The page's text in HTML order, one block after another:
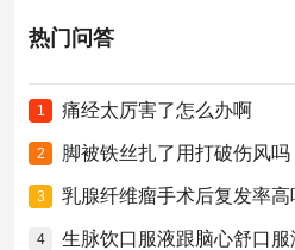
热门问答
1 痛经太厉害了怎么办啊
2 脚被铁丝扎了用打破伤风吗
3 乳腺纤维瘤手术后复发率
4 生脉饮口服液跟脑心舒口服